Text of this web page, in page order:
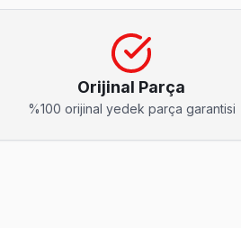
iletiyoruz.
Orijinal Parça
%100 orijinal yedek parça garantisi